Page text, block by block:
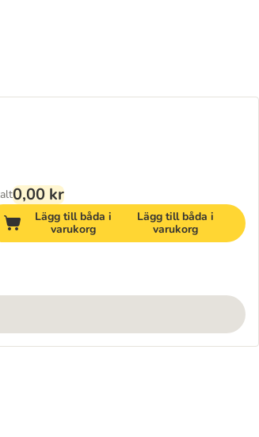
0,00 kr
Lägg till båda i
varukorg
Lägg till båda i
varukorg